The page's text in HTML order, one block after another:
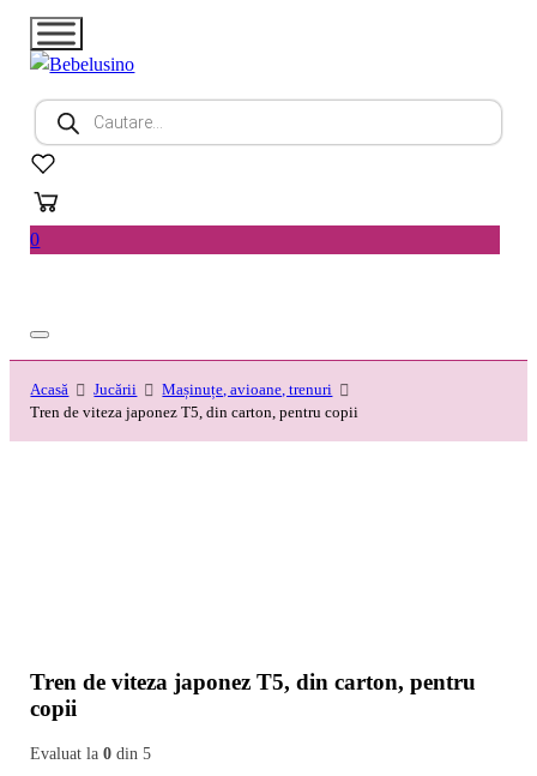
Products
search
0
Acasă Jucării
Mașinuțe, avioane, trenuri
Tren de viteza japonez T5, din carton, pentru copii
Tren de viteza japonez T5, din carton, pentru
copii
Evaluat la0 din 5